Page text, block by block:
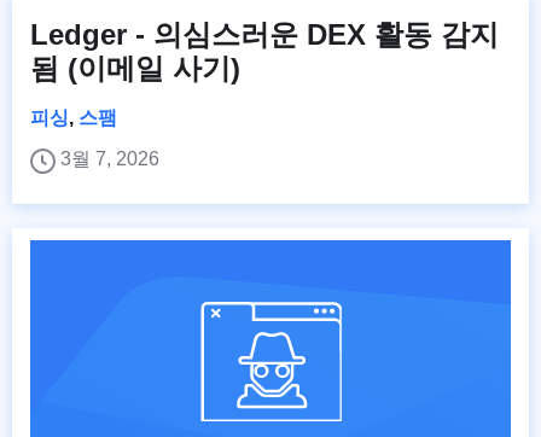
Ledger - 의심스러운 DEX 활동 감지
됨 (이메일 사기)
피싱, 스팸
3월 7, 2026